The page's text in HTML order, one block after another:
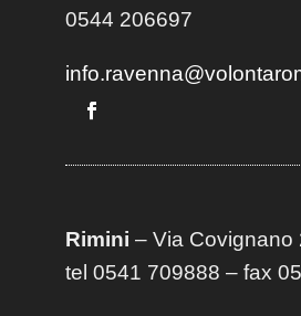
0544 206697
Rimini – Via Covignano
tel 0541 709888 – fax